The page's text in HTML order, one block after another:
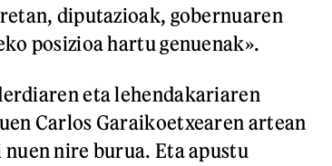
diputazioak, gobernuaren
posizioa hartu genuenak».
eta lehendakariaren
Carlos Garaikoetxearen artean
nire burua. Eta apustu